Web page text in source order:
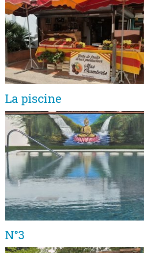
La piscine
N°3